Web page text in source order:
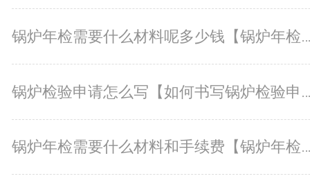
锅炉年检需要什么材料呢多少钱【锅炉年检所需材料及费用分析】
锅炉检验申请怎么写【如何书写锅炉检验申请？】
锅炉年检需要什么材料和手续费【锅炉年检所需材料及手续费是多少？】